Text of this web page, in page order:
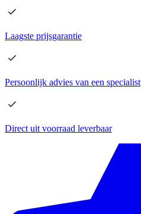
Laagste prijsgarantie
Persoonlijk advies van een specialist
Direct uit voorraad leverbaar